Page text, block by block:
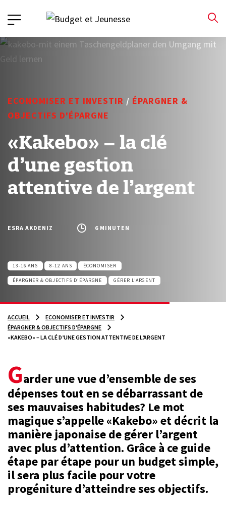
ECONOMISER ET INVESTIR / ÉPARGNER &
OBJECTIFS D'ÉPARGNE
«Kakebo» – la clé
d’une gestion
attentive de l’argent
ESRA AKDENIZ 6 MINUTEN
13-16 ANS 8-12 ANS ÉCONOMISER
ÉPARGNER & OBJECTIFS D'ÉPARGNE GÉRER L'ARGENT
ACCUEIL
ECONOMISER ET INVESTIR
ÉPARGNER & OBJECTIFS D'ÉPARGNE
«KAKEBO» – LA CLÉ D’UNE GESTION ATTENTIVE DE L’ARGENT
Garder une vue d’ensemble de ses
dépenses tout en se débarrassant de
ses mauvaises habitudes? Le mot
magique s’appelle «Kakebo» et décrit la
manière japonaise de gérer l’argent
avec plus d’attention. Grâce à ce guide
étape par étape pour un budget simple,
il sera plus facile pour votre
progéniture d’atteindre ses objectifs.